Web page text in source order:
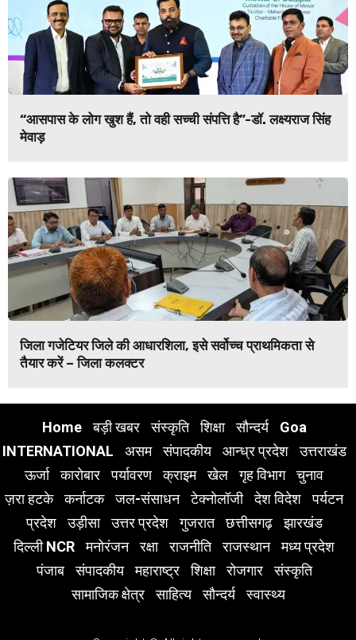
“आसपास के लोग खुश हैं, तो वही सच्ची संपत्ति है”-डॉ. लक्ष्यराज सिंह
मेवाड़
जिला गजेटियर जिले की आधारशिला, इसे सर्वोच्च प्राथमिकता से
तैयार करें – जिला कलक्टर
Home बड़ी खबर संस्कृति शिक्षा सौन्दर्य
Goa
INTERNATIONAL
असम संपादकीय आन्ध्र प्रदेश
उत्तराखंड
ऊर्जा
कारोबार पर्यावरण क्राइम खेल गृह विभाग
चुनाव
ज़रा हटके
कर्नाटक जल-संसाधन टेक्नोलॉजी देश विदेश
पर्यटन
प्रदेश
उड़ीसा उत्तर प्रदेश गुजरात छत्तीसगढ़
झारखंड
दिल्ली NCR
मनोरंजन रक्षा राजनीति राजस्थान
मध्य प्रदेश
पंजाब
संपादकीय महाराष्ट्र शिक्षा रोजगार
संस्कृति
सामाजिक क्षेत्र
साहित्य सौन्दर्य स्वास्थ्य